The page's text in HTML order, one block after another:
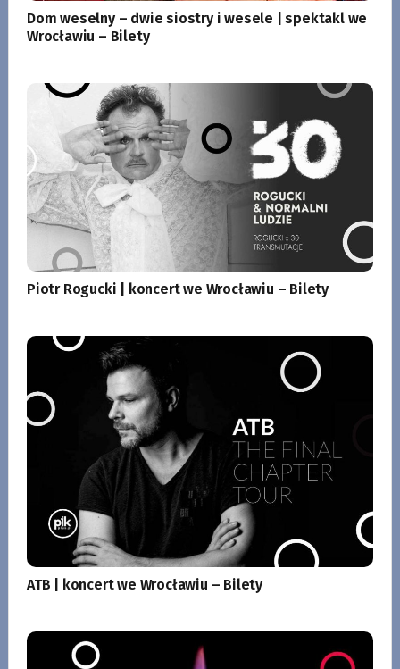
Dom weselny – dwie siostry i wesele | spektakl we
Wrocławiu – Bilety
Piotr Rogucki | koncert we Wrocławiu – Bilety
ATB | koncert we Wrocławiu – Bilety